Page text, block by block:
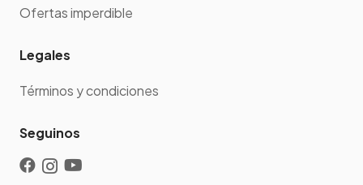
Ofertas imperdible
Legales
Términos y condiciones
Seguinos